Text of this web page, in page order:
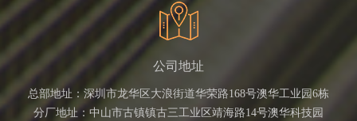
公司地址
总部地址：深圳市龙华区大浪街道华荣路168号澳华工业园6栋
分厂地址：中山市古镇镇古三工业区靖海路14号澳华科技园